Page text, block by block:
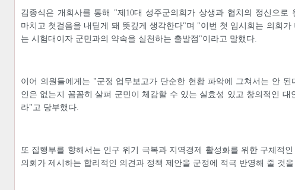
김종식은 개회사를 통해 "제10대 성주군의회가 상생과 협치의 정신으로
마치고 첫걸음을 내딛게 돼 뜻깊게 생각한다"며 "이번 첫 임시회는 의회가
는 시험대이자 군민과의 약속을 실천하는 출발점"이라고 말했다.
이어 의원들에게는 "군정 업무보고가 단순한 현황 파악에 그쳐서는 안 된
인은 없는지 꼼꼼히 살펴 군민이 체감할 수 있는 실효성 있고 창의적인 대
라"고 당부했다.
또 집행부를 향해서는 인구 위기 극복과 지역경제 활성화를 위한 구체적
의회가 제시하는 합리적인 의견과 정책 제안을 군정에 적극 반영해 줄 것